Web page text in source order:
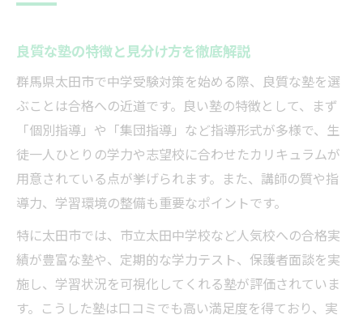
良質な塾の特徴と見分け方を徹底解説
群馬県太田市で中学受験対策を始める際、良質な塾を選
ぶことは合格への近道です。良い塾の特徴として、まず
「個別指導」や「集団指導」など指導形式が多様で、生
徒一人ひとりの学力や志望校に合わせたカリキュラムが
用意されている点が挙げられます。また、講師の質や指
導力、学習環境の整備も重要なポイントです。
特に太田市では、市立太田中学校など人気校への合格実
績が豊富な塾や、定期的な学力テスト、保護者面談を実
施し、学習状況を可視化してくれる塾が評価されていま
す。こうした塾は口コミでも高い満足度を得ており、実